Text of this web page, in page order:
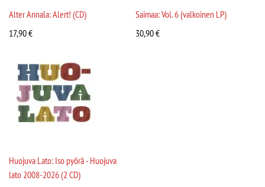
Alter Annala: Alert! (CD)
17,90€
Saimaa: Vol. 6 (valkoinen LP)
30,90€
Huojuva Lato: Iso pyörä - Huojuva
lato 2008-2026 (2 CD)